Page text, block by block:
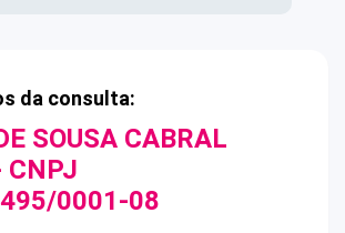
da consulta:
SOUSA CABRAL
CNPJ
0001-08